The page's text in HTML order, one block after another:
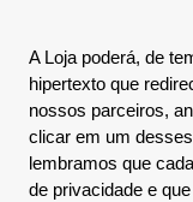
A Loja poderá, de
hipertexto que
nossos parceiros,
clicar em um
lembramos que
de privacidade e